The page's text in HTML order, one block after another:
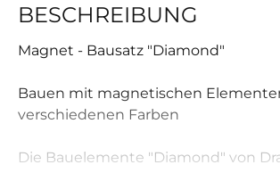
BESCHREIBUNG
Magnet - Bausatz "Diamond"
Bauen mit magnetischen
verschiedenen Farben
Die Bauelemente "Diamond" von